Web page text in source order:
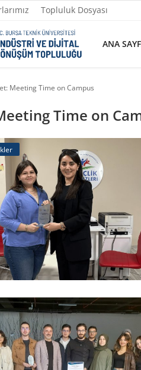
Topluluk Dosyası
ANA
Meeting Time on Campus
Time on